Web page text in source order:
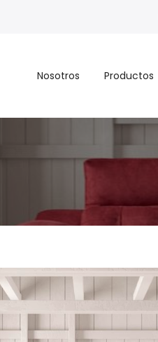
Nosotros Productos